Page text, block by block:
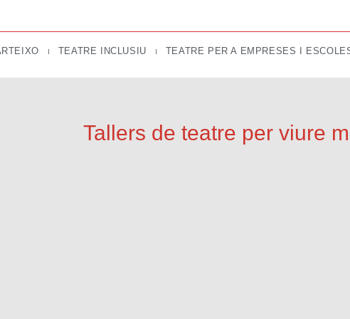
TEATRE INCLUSIU TEATRE PER A EMPRESES I
Tallers de teatre per viure